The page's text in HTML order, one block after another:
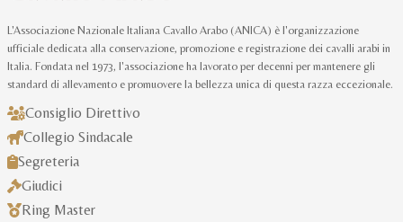
L'Associazione Nazionale Italiana Cavallo Arabo (ANICA) è l'organizzazione
ufficiale dedicata alla conservazione, promozione e registrazione dei cavalli arabi in
Italia. Fondata nel 1973, l'associazione ha lavorato per decenni per mantenere gli
standard di allevamento e promuovere la bellezza unica di questa razza eccezionale.
Consiglio Direttivo
Collegio Sindacale
Segreteria
Giudici
Ring Master